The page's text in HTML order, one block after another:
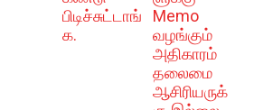
பிடிச்சுட்டாங்
க.
Memo
வழங்கும்
அதிகாரம்
தலைமை
ஆசிரியருக்